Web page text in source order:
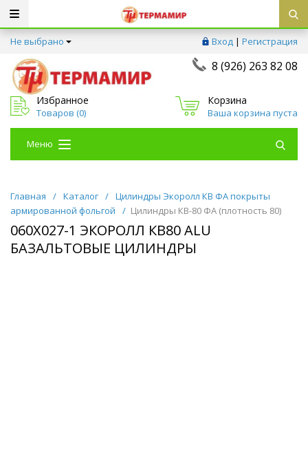
Не выбрано Вход | Регистрация
8 (926) 263 82 08
Избранное
Товаров (0)
Корзина
Ваша корзина пуста
Меню
Главная / Каталог / Цилиндры Экоролл КВ ФА покрыты
армированной фольгой
/ Цилиндры КВ-80 ФА (плотность 80)
060Х027-1 ЭКОРОЛЛ КВ80 ALU
БАЗАЛЬТОВЫЕ ЦИЛИНДРЫ